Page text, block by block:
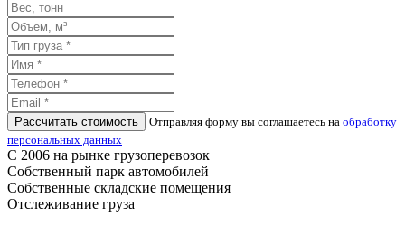
Рассчитать стоимость Отправляя форму вы соглашаетесь на обработку
персональных данных
С 2006 на рынке грузоперевозок
Собственный парк автомобилей
Собственные складские помещения
Отслеживание груза